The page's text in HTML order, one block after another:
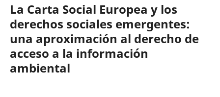
La Carta Social Europea y los
derechos sociales emergentes:
una aproximación al derecho de
acceso a la información
ambiental